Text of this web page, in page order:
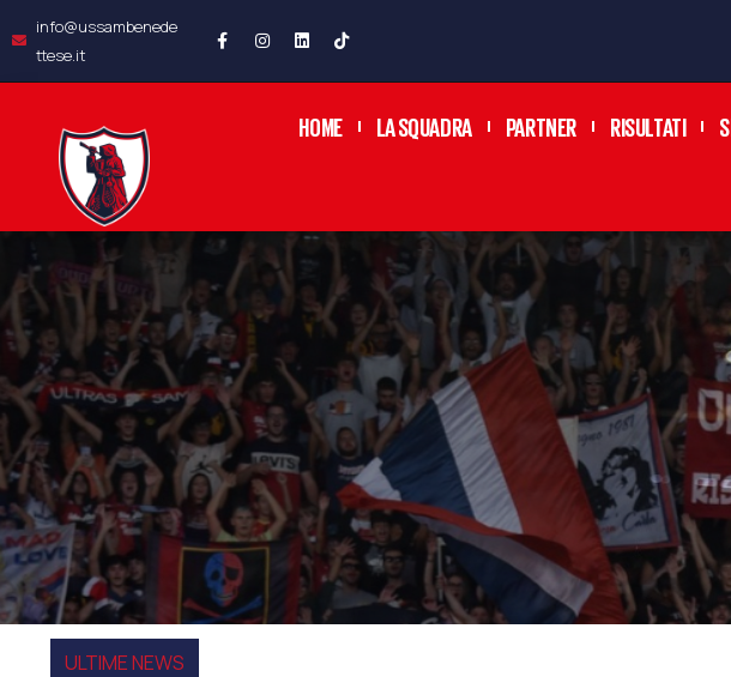
info@ussambenede
ttese.it
HOME LA SQUADRA PARTNER RISULTATI
ULTIME NEWS